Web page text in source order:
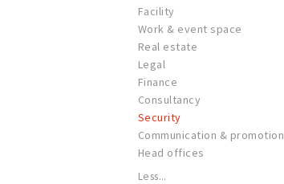
Facility
Work & event space
Real estate
Legal
Finance
Consultancy
Security
Communication & promotion
Head offices
Less...